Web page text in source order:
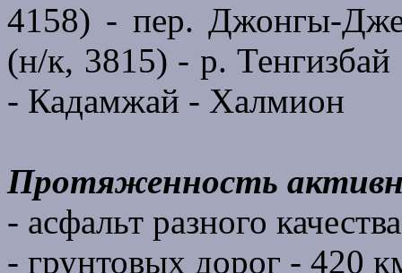
4158) - пер. Джонгы-
(н/к, 3815) - р.
- Кадамжай - Халмион
Протяженность
- асфальт разного
- грунтовых дорог - 420